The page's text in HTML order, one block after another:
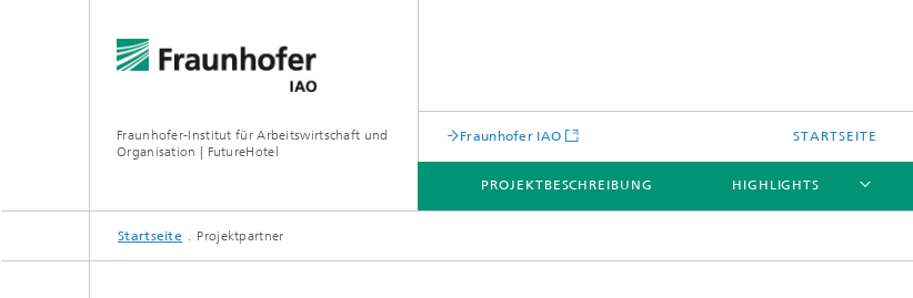
Fraunhofer-Institut für Arbeitswirtschaft und
Organisation | FutureHotel
Fraunhofer IAO STARTSEITE
PROJEKTBESCHREIBUNG HIGHLIGHTS
HIGHLIGHTS
Startseite Projektpartner